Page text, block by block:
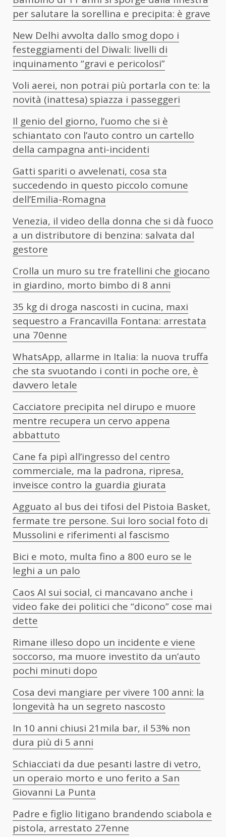
per salutare la sorellina e precipita: è grave
New Delhi avvolta dallo smog dopo i
festeggiamenti del Diwali: livelli di
inquinamento “gravi e pericolosi”
Voli aerei, non potrai più portarla con te: la
novità (inattesa) spiazza i passeggeri
Il genio del giorno, l’uomo che si è
schiantato con l’auto contro un cartello
della campagna anti-incidenti
Gatti spariti o avvelenati, cosa sta
succedendo in questo piccolo comune
dell’Emilia-Romagna
Venezia, il video della donna che si dà fuoco
a un distributore di benzina: salvata dal
gestore
Crolla un muro su tre fratellini che giocano
in giardino, morto bimbo di 8 anni
35 kg di droga nascosti in cucina, maxi
sequestro a Francavilla Fontana: arrestata
una 70enne
WhatsApp, allarme in Italia: la nuova truffa
che sta svuotando i conti in poche ore, è
davvero letale
Cacciatore precipita nel dirupo e muore
mentre recupera un cervo appena
abbattuto
Cane fa pipì all’ingresso del centro
commerciale, ma la padrona, ripresa,
inveisce contro la guardia giurata
Agguato al bus dei tifosi del Pistoia Basket,
fermate tre persone. Sui loro social foto di
Mussolini e riferimenti al fascismo
Bici e moto, multa fino a 800 euro se le
leghi a un palo
Caos AI sui social, ci mancavano anche i
video fake dei politici che “dicono” cose mai
dette
Rimane illeso dopo un incidente e viene
soccorso, ma muore investito da un’auto
pochi minuti dopo
Cosa devi mangiare per vivere 100 anni: la
longevità ha un segreto nascosto
In 10 anni chiusi 21mila bar, il 53% non
dura più di 5 anni
Schiacciati da due pesanti lastre di vetro,
un operaio morto e uno ferito a San
Giovanni La Punta
Padre e figlio litigano brandendo sciabola e
pistola, arrestato 27enne